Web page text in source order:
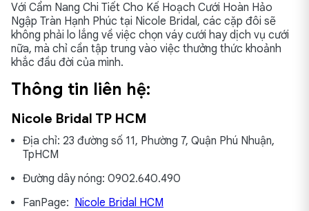
Với Cẩm Nang Chi Tiết Cho Kế Hoạch Cưới Hoàn Hảo
Ngập Tràn Hạnh Phúc tại Nicole Bridal, các cặp đôi sẽ
không phải lo lắng về việc chọn váy cưới hay dịch vụ cưới
nữa, mà chỉ cần tập trung vào việc thưởng thức khoảnh
khắc đầu đời của mình.
Thông tin liên hệ:
Nicole Bridal TP HCM
Địa chỉ: 23 đường số 11, Phường 7, Quận Phú Nhuận,
TpHCM
Đường dây nóng: 0902.640.490
FanPage: Nicole Bridal HCM